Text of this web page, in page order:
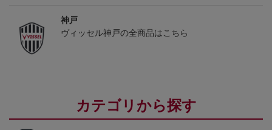
神戸
ヴィッセル神戸の全商品はこちら
カテゴリから探す